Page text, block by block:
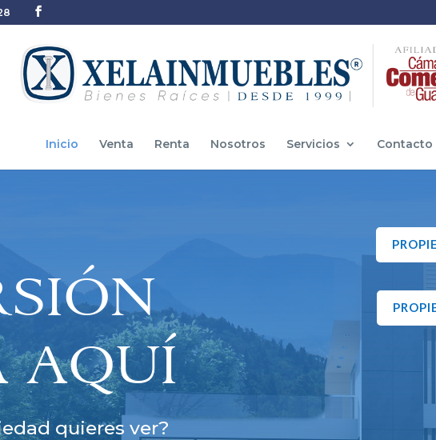
Inicio Venta Renta Nosotros Servicios Contacto
AQUÍ
quieres ver?